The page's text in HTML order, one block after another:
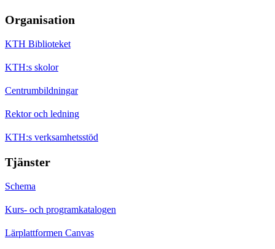
Organisation
KTH Biblioteket
KTH:s skolor
Centrumbildningar
Rektor och ledning
KTH:s verksamhetsstöd
Tjänster
Schema
Kurs- och programkatalogen
Lärplattformen Canvas